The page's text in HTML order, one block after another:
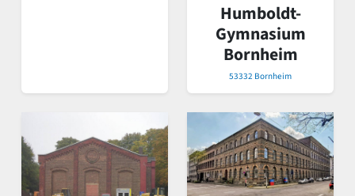
Humboldt-
Gymnasium
Bornheim
53332 Bornheim